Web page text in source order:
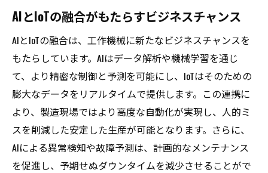
AIとIoTの融合がもたらすビジネスチャンス
AIとIoTの融合は、工作機械に新たなビジネスチャンスを
もたらしています。AIはデータ解析や機械学習を通じ
て、より精密な制御と予測を可能にし、IoTはそのための
膨大なデータをリアルタイムで提供します。この連携に
より、製造現場ではより高度な自動化が実現し、人的ミ
スを削減した安定した生産が可能となります。さらに、
AIによる異常検知や故障予測は、計画的なメンテナンス
を促進し、予期せぬダウンタイムを減少させることがで